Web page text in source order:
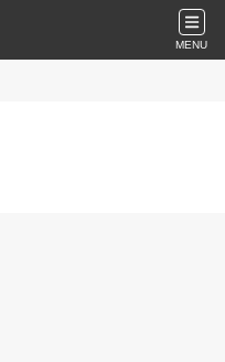
MENU